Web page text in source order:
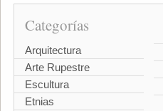
Categorías
Arquitectura
Arte Rupestre
Escultura
Etnias